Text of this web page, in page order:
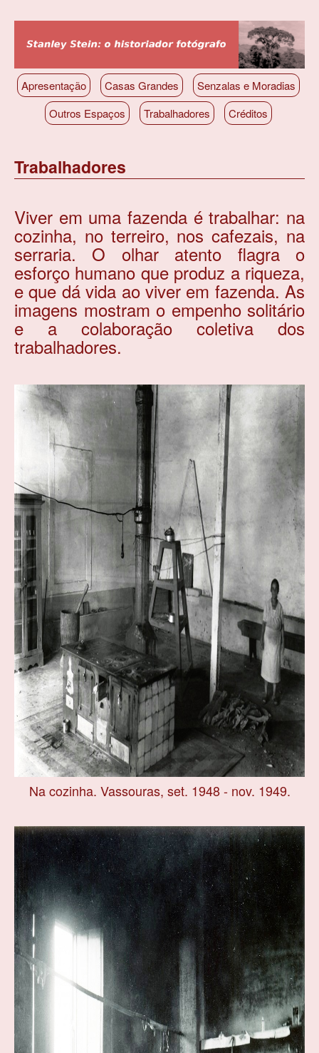
para
conteúdo
Apresentação Casas Grandes
Senzalas e Moradias
Outros Espaços
Trabalhadores Créditos
Trabalhadores
Viver em uma fazenda é trabalhar: na
cozinha, no terreiro, nos cafezais, na
serraria. O olhar atento flagra o
esforço humano que produz a riqueza,
e que dá vida ao viver em fazenda. As
imagens mostram o empenho solitário
e a colaboração coletiva dos
trabalhadores.
Na cozinha. Vassouras, set. 1948 - nov. 1949.